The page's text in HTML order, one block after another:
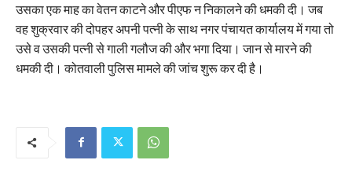
उसका एक माह का वेतन काटने और पीएफ न निकालने की धमकी दी। जब
वह शुक्रवार की दोपहर अपनी पत्नी के साथ नगर पंचायत कार्यालय में गया तो
उसे व उसकी पत्नी से गाली गलौज की और भगा दिया। जान से मारने की
धमकी दी। कोतवाली पुलिस मामले की जांच शुरू कर दी है।